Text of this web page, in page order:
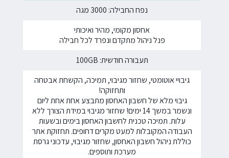
נפח החבילה: 3000 מגה
אחסון מקומי, מהיר ואיכותי
פנל ניהול מתקדם ונפרד לכל חבילה
תעבורה חודשית: 100GB
גיבויי אוטומטי, שחזור מגיבוי, תמיכה, הקשחת אבטחה
ותחזוקה!
גיבוי מלא של חשבון האחסון מתבצע אחת אחת ליום
ונשמר במשך 14 ימים! שחזור מגיבוי במידת הצורך ללא
עלות. תמיכה טכנית לחשבון האחסון בימים ובשעות
העבודה המקובלות למעט מקרים דחופים. תחזוקת אתר
כוללת ניהול חשבון האחסון, שחזור מגיבוי, עדכוני גרסת
מערכת ותוספים.